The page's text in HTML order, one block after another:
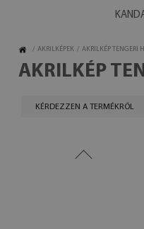
/ AKRILKÉPEK / AKRILKÉP TENGERI
AKRILKÉP
KÉRDEZZEN A TERMÉKRŐL